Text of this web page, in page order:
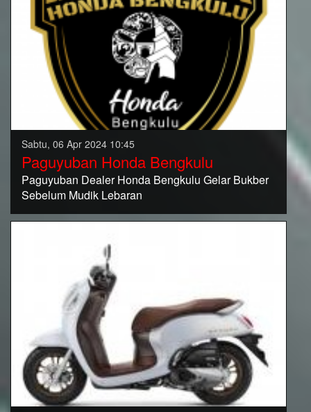
Sabtu, 06 Apr 2024 10:45
Paguyuban Honda Bengkulu
Paguyuban Dealer Honda Bengkulu Gelar Bukber
Sebelum Mudik Lebaran